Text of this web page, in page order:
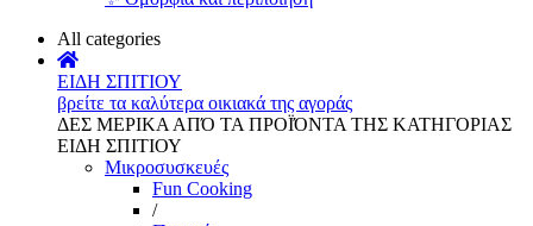
All categories
ΕΙΔΗ ΣΠΙΤΙΟΥ
βρείτε τα καλύτερα οικιακά της αγοράς
ΔΕΣ ΜΕΡΙΚΑ ΑΠΌ ΤΑ ΠΡΟΪΌΝΤΑ ΤΗΣ ΚΑΤΗΓΟΡΙΑΣ
ΕΙΔΗ ΣΠΙΤΙΟΥ
Μικροσυσκευές
Fun Cooking
/